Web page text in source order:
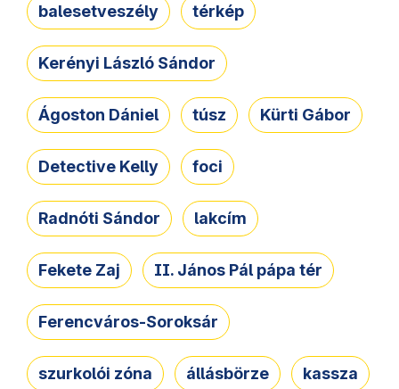
balesetveszély térkép
Kerényi László Sándor
Ágoston Dániel túsz Kürti Gábor
Detective Kelly foci
Radnóti Sándor lakcím
Fekete Zaj II. János Pál pápa tér
Ferencváros-Soroksár
szurkolói zóna állásbörze kassza